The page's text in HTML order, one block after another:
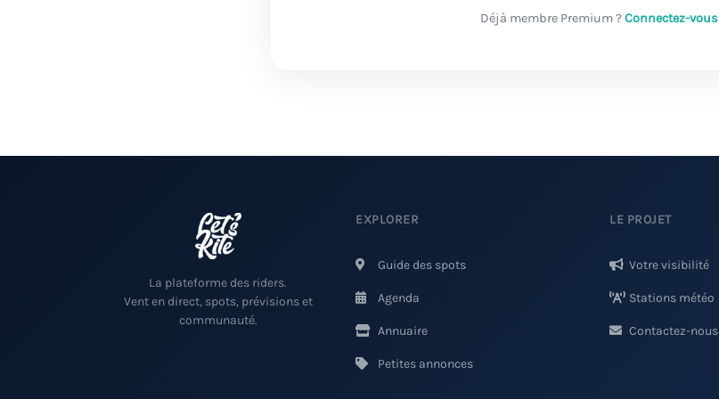
Déjà membre Premium ?Connectez-vous
La plateforme des riders.
Vent en direct, spots, prévisions et
communauté.
EXPLORER
Guide des spots
Agenda
Annuaire
Petites annonces
LE PROJET
Votre visibilité
Stations météo
Contactez-nous